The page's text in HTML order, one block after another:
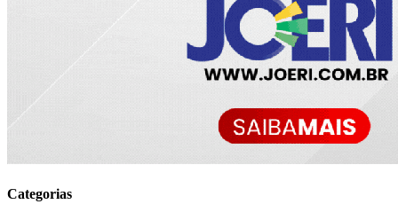
Categorias